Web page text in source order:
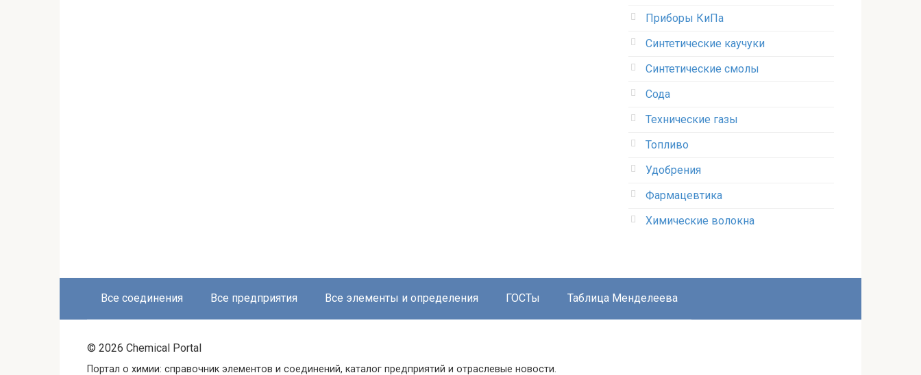
Приборы КиПа
Синтетические каучуки
Синтетические смолы
Сода
Технические газы
Топливо
Удобрения
Фармацевтика
Химические волокна
Все соединения Все предприятия Все элементы и определения ГОСТы Таблица Менделеева
© 2026 Chemical Portal
Портал о химии: справочник элементов и соединений, каталог предприятий и отраслевые новости.